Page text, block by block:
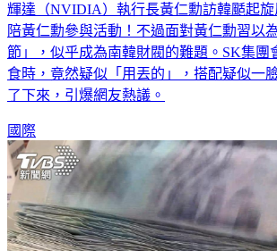
輝達（NVIDIA）執行長黃仁勳訪韓颳起
陪黃仁勳參與活動！不過面對黃仁勳習以
節」，似乎成為南韓財閥的難題。SK集團
食時，竟然疑似「用丟的」，搭配疑似一
了下來，引爆網友熱議。
國際